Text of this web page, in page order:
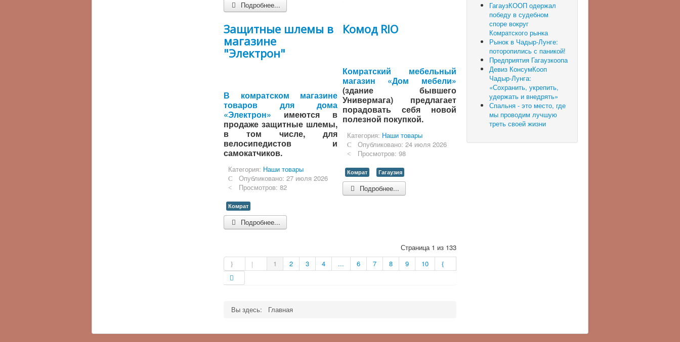
Подробнее...
Защитные шлемы в
магазине
"Электрон"
В комратском магазине
товаров для дома
«Электрон» имеются в
продаже защитные шлемы,
в том числе, для
велосипедистов и
самокатчиков.
Категория: Наши товары
Опубликовано: 27 июля 2026
Просмотров: 82
Комрат
Подробнее...
Комод RIO
Комратский мебельный
магазин «Дом мебели»
(здание бывшего
Универмага) предлагает
порадовать себя новой
полезной покупкой.
Категория: Наши товары
Опубликовано: 24 июля 2026
Просмотров: 98
Комрат Гагаузия
Подробнее...
Страница 1 из 133
1
2 3 4 ... 6 7 8 9 10
Вы здесь: Главная
ГагаузКООП одержал
победу в судебном
споре вокруг
Комратского рынка
Рынок в Чадыр-Лунге:
поторопились с паникой!
Предприятия Гагаузкоопа
Девиз КонсумКооп
Чадыр-Лунга:
«Сохранить, укрепить,
удержать и внедрять»
Спальня - это место, где
мы проводим лучшую
треть своей жизни